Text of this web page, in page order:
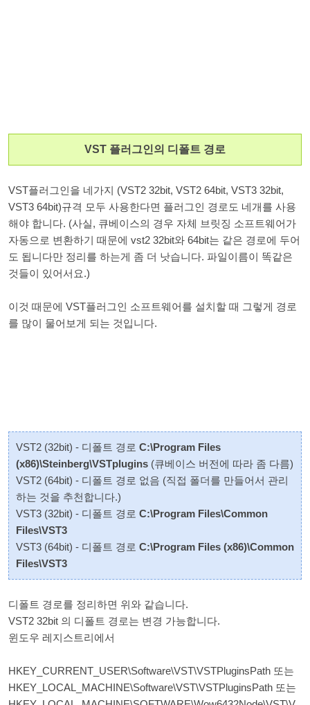
VST 플러그인의 디폴트 경로
VST플러그인을 네가지 (VST2 32bit, VST2 64bit, VST3 32bit,
VST3 64bit)규격 모두 사용한다면 플러그인 경로도 네개를 사용
해야 합니다. (사실, 큐베이스의 경우 자체 브릿징 소프트웨어가
자동으로 변환하기 때문에 vst2 32bit와 64bit는 같은 경로에 두어
도 됩니다만 정리를 하는게 좀 더 낫습니다. 파일이름이 똑같은
것들이 있어서요.)
이것 때문에 VST플러그인 소프트웨어를 설치할 때 그렇게 경로
를 많이 물어보게 되는 것입니다.
VST2 (32bit) - 디폴트 경로 C:\Program Files
(x86)\Steinberg\VSTplugins (큐베이스 버전에 따라 좀 다름)
VST2 (64bit) - 디폴트 경로 없음 (직접 폴더를 만들어서 관리
하는 것을 추천합니다.)
VST3 (32bit) - 디폴트 경로 C:\Program Files\Common
Files\VST3
VST3 (64bit) - 디폴트 경로 C:\Program Files (x86)\Common
Files\VST3
디폴트 경로를 정리하면 위와 같습니다.
VST2 32bit 의 디폴트 경로는 변경 가능합니다.
윈도우 레지스트리에서
HKEY_CURRENT_USER\Software\VST\VSTPluginsPath 또는
HKEY_LOCAL_MACHINE\Software\VST\VSTPluginsPath 또는